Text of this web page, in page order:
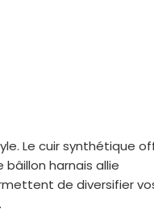
Le cuir synthétique
harnais allie
de diversifier